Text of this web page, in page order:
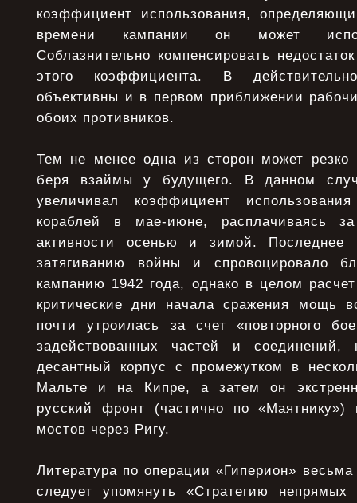
коэффициент использования,
времени кампании он может
Соблазнительно компенсировать
этого коэффициента. В
объективны и в первом приближении
обоих противников.
Тем не менее одна из сторон может резко
беря взаймы у будущего. В данном
увеличивал коэффициент
кораблей в мае-июне, расплачиваясь
активности осенью и зимой. Последнее
затягиванию войны и спровоцировало
кампанию 1942 года, однако в целом
критические дни начала сражения мощь
почти утроилась за счет «повторного
задействованных частей и
десантный корпус с промежутком в
Мальте и на Кипре, а затем он
русский фронт (частично по «Маятнику»)
мостов через Ригу.
Литература по операции «Гиперион»
следует упомянуть «Стратегию